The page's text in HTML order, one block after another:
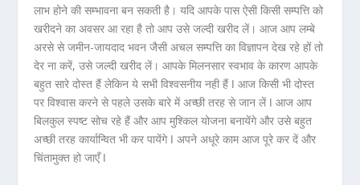
लाभ होने की सम्भावना बन सकती है। यदि आपके पास ऐसी किसी सम्पत्ति को
खरीदने का अवसर आ रहा है तो आप उसे जल्दी खरीद लें। आज आप लम्बे
अरसे से जमीन-जायदाद भवन जैसी अचल सम्पत्ति का विज्ञापन देख रहे हों तो
देर ना करें, उसे जल्दी खरीद लें। आपके मिलनसार स्वभाव के कारण आपके
बहुत सारे दोस्त हैं लेकिन ये सभी विश्वसनीय नही हैं ǀ आज किसी भी दोस्त
पर विश्वास करने से पहले उसके बारे में अच्छी तरह से जान लें ǀ आज आप
बिलकुल स्पष्ट सोच रहे हैं और आप मुश्किल योजना बनायेंगे और उसे बहुत
अच्छी तरह कार्यान्वित भी कर पायेंगे ǀ अपने अधूरे काम आज पूरे कर दें और
चिंतामुक्त हो जाएँ ǀ